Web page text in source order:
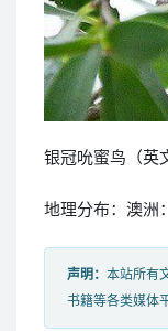
银冠吮蜜鸟（英
地理分布：澳洲
声明： 本站所有
书籍等各类媒体